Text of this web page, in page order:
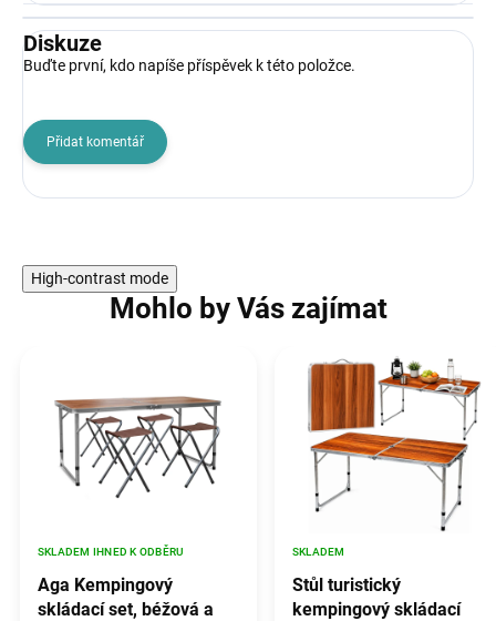
Diskuze
Buďte první, kdo napíše příspěvek k této položce.
Přidat komentář
High-contrast mode
Mohlo by Vás zajímat
Aga Kempingový
skládací set, béžová a
SKLADEM IHNED K ODBĚRU
Stůl turistický
kempingový skládací
SKLADEM